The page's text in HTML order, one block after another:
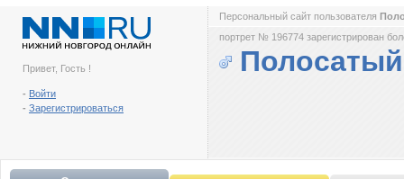
Привет, Гость !
- Войти
- Зарегистрироваться
Персональный сайт пользователя
портрет № 196774 зарегистрирован